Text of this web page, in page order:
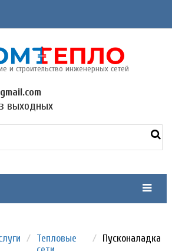
и строительство инженерных сетей
выходных
/ Тепловые
/ Пусконаладка